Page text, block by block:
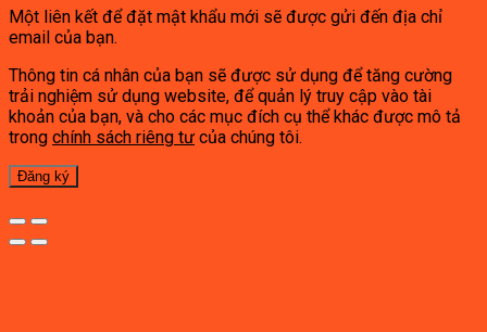
Một liên kết để đặt mật khẩu mới sẽ được gửi đến địa chỉ
email của bạn.
Thông tin cá nhân của bạn sẽ được sử dụng để tăng cường
trải nghiệm sử dụng website, để quản lý truy cập vào tài
khoản của bạn, và cho các mục đích cụ thể khác được mô tả
trong chính sách riêng tư của chúng tôi.
Đăng ký